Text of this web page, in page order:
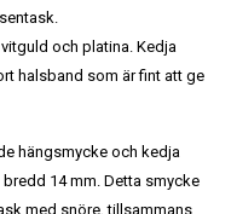
och platina. Kedja
halsband som är fint att ge
hängsmycke och kedja
14 mm. Detta smycke
med snöre, tillsammans